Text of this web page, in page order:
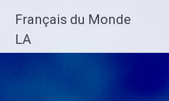
content
Français du Monde
LA